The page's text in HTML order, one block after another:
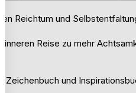
Reichtum und
Reise zu mehr
und